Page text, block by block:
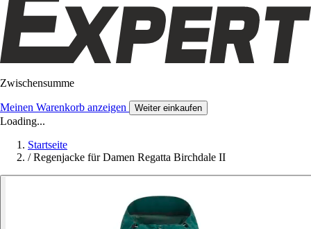
Zwischensumme
Meinen Warenkorb anzeigen Weiter einkaufen
Loading...
Startseite
/ Regenjacke für Damen Regatta Birchdale II